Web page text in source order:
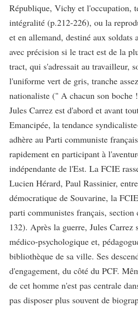
République, Vichy et l'occupation,
intégralité (p.212-226), ou la
et en allemand, destiné aux
avec précision si le tract est de la
tract, qui s'adressait au travailleur,
l'uniforme vert de gris, tranche
nationaliste (" A chacun son
Jules Carrez est d'abord et avant
Emancipée, la tendance
adhère au Parti communiste
rapidement en participant à
indépendante de l'Est. La FCIE
Lucien Hérard, Paul Rassinier,
démocratique de Souvarine, la
parti communistes français,
132). Après la guerre, Jules
médico-psychologique et,
bibliothèque de sa ville. Ses
d'engagement, du côté du PCF.
de cet homme n'est pas centrale
pas disposer plus souvent de